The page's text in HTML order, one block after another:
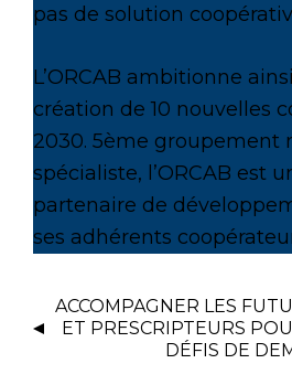
pas de solution
L’ORCAB ambitionne
création de 10 nouvelles
2030. 5ème groupement
spécialiste, l’ORCAB est
partenaire de
ses adhérents
ACCOMPAGNER LES
ET PRESCRIPTEURS
DÉFIS DE